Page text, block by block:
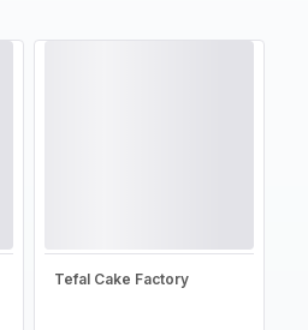
Tefal Cake Factory